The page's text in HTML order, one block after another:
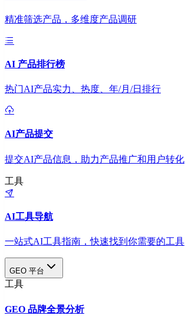
精准筛选产品，多维度产品调研
AI 产品排行榜
热门AI产品实力、热度、年/月/日排行
AI产品提交
提交AI产品信息，助力产品推广和用户转化
工具
AI工具导航
一站式AI工具指南，快速找到你需要的工具
GEO 平台
工具
GEO 品牌全景分析